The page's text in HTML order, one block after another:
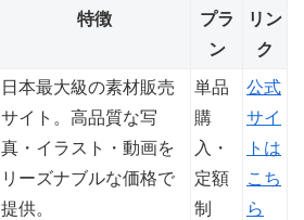
特徴
プラ
ン
リン
ク
日本最大級の素材販売
サイト。高品質な写
真・イラスト・動画を
リーズナブルな価格で
提供。
単品
購
入・
定額
制
公式
サイ
トは
こち
ら